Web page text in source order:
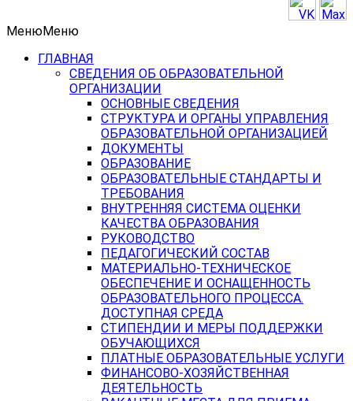
МенюМеню
ГЛАВНАЯ
СВЕДЕНИЯ ОБ ОБРАЗОВАТЕЛЬНОЙ
ОРГАНИЗАЦИИ
ОСНОВНЫЕ СВЕДЕНИЯ
СТРУКТУРА И ОРГАНЫ УПРАВЛЕНИЯ
ОБРАЗОВАТЕЛЬНОЙ ОРГАНИЗАЦИЕЙ
ДОКУМЕНТЫ
ОБРАЗОВАНИЕ
ОБРАЗОВАТЕЛЬНЫЕ СТАНДАРТЫ И
ТРЕБОВАНИЯ
ВНУТРЕННЯЯ СИСТЕМА ОЦЕНКИ
КАЧЕСТВА ОБРАЗОВАНИЯ
РУКОВОДСТВО
ПЕДАГОГИЧЕСКИЙ СОСТАВ
МАТЕРИАЛЬНО-ТЕХНИЧЕСКОЕ
ОБЕСПЕЧЕНИЕ И ОСНАЩЕННОСТЬ
ОБРАЗОВАТЕЛЬНОГО ПРОЦЕССА.
ДОСТУПНАЯ СРЕДА
СТИПЕНДИИ И МЕРЫ ПОДДЕРЖКИ
ОБУЧАЮЩИХСЯ
ПЛАТНЫЕ ОБРАЗОВАТЕЛЬНЫЕ УСЛУГИ
ФИНАНСОВО-ХОЗЯЙСТВЕННАЯ
ДЕЯТЕЛЬНОСТЬ